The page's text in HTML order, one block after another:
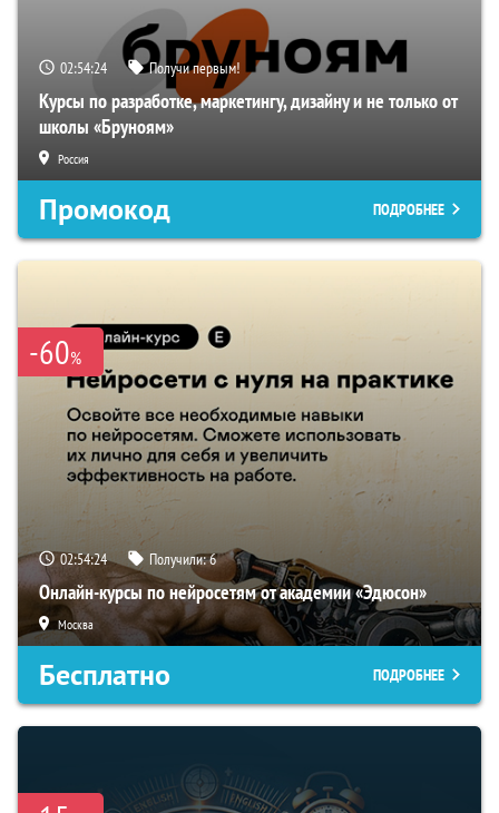
02:54:23 Получи первым!
Курсы по разработке, маркетингу, дизайну и не только от
школы «Бруноям»
Россия
Промокод ПОДРОБНЕЕ
-60%
02:54:23 Получили:6
Онлайн-курсы по нейросетям от академии «Эдюсон»
Москва
Бесплатно ПОДРОБНЕЕ